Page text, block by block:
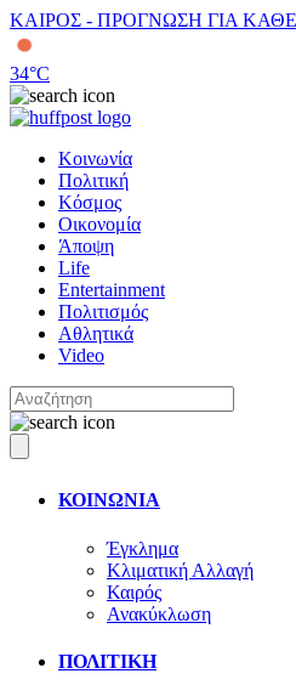
ΚΑΙΡΟΣ - ΠΡΟΓΝΩΣΗ ΓΙΑ
34°C
Κοινωνία
Πολιτική
Κόσμος
Οικονομία
Άποψη
Life
Entertainment
Πολιτισμός
Αθλητικά
Video
ΚΟΙΝΩΝΙΑ
Έγκλημα
Κλιματική Αλλαγή
Καιρός
Ανακύκλωση
ΠΟΛΙΤΙΚΗ